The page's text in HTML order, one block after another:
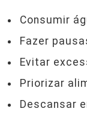
Consumir
Fazer
Evitar
Priorizar
Descansar